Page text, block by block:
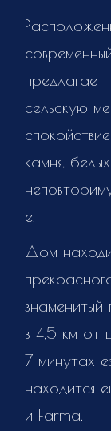
сельскую
камня,
е.
Дом
в 4,5 км от
7 минутах
находится
и Farma.